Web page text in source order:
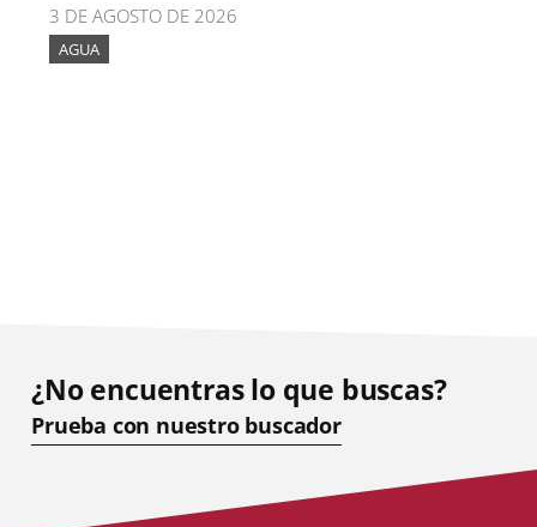
3 DE AGOSTO DE 2026
AGUA
¿No encuentras lo que buscas?
Prueba con nuestro buscador